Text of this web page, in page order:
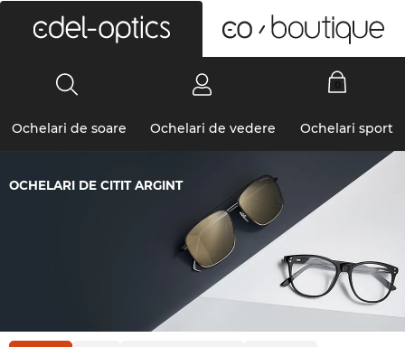
Ochelari de soare Ochelari de vedere Ochelari sport
OCHELARI DE CITIT ARGINT